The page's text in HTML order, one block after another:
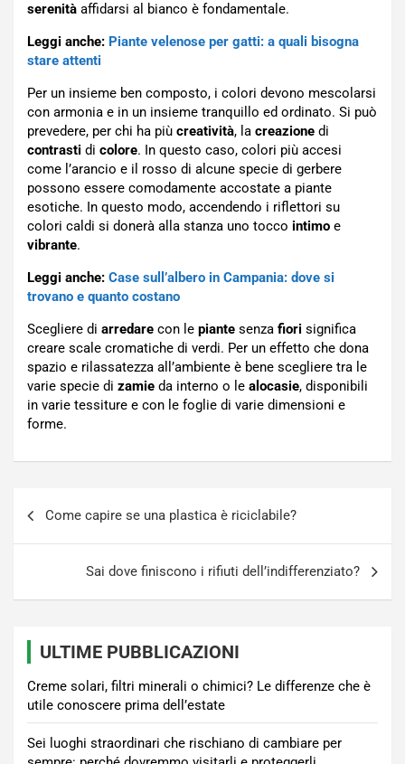
serenità affidarsi al bianco è fondamentale.
Leggi anche: Piante velenose per gatti: a quali bisogna
stare attenti
Per un insieme ben composto, i colori devono mescolarsi
con armonia e in un insieme tranquillo ed ordinato. Si può
prevedere, per chi ha più creatività, la creazione di
contrasti di colore. In questo caso, colori più accesi
come l’arancio e il rosso di alcune specie di gerbere
possono essere comodamente accostate a piante
esotiche. In questo modo, accendendo i riflettori su
colori caldi si donerà alla stanza uno tocco intimo e
vibrante.
Leggi anche: Case sull’albero in Campania: dove si
trovano e quanto costano
Scegliere di arredare con le piante senza fiori significa
creare scale cromatiche di verdi. Per un effetto che dona
spazio e rilassatezza all’ambiente è bene scegliere tra le
varie specie di zamie da interno o le alocasie, disponibili
in varie tessiture e con le foglie di varie dimensioni e
forme.
Come capire se una plastica è riciclabile?
Sai dove finiscono i rifiuti dell’indifferenziato?
ULTIME PUBBLICAZIONI
Creme solari, filtri minerali o chimici? Le differenze che è
utile conoscere prima dell’estate
Sei luoghi straordinari che rischiano di cambiare per